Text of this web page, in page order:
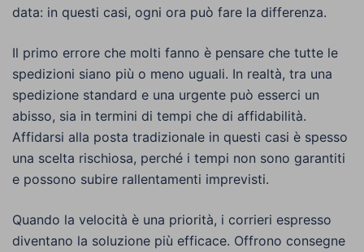
data: in questi casi, ogni ora può fare la differenza.
Il primo errore che molti fanno è pensare che tutte le
spedizioni siano più o meno uguali. In realtà, tra una
spedizione standard e una urgente può esserci un
abisso, sia in termini di tempi che di affidabilità.
Affidarsi alla posta tradizionale in questi casi è spesso
una scelta rischiosa, perché i tempi non sono garantiti
e possono subire rallentamenti imprevisti.
Quando la velocità è una priorità, i corrieri espresso
diventano la soluzione più efficace. Offrono consegne